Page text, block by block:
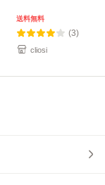
ット スマホショル
ダー 鞄 レディース
メンズ ミニバッ
送料無料
(3)
cliosi